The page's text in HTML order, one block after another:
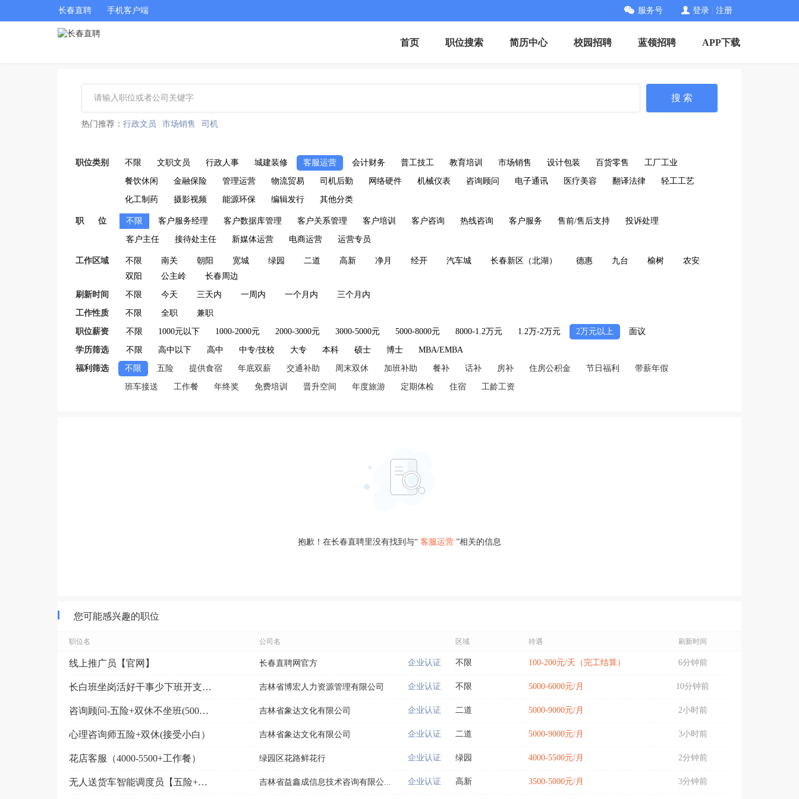
长春直聘 手机客户端 服务号 登录 注册
首页 职位搜索 简历中心 校园招聘 蓝领招聘 APP下载
搜 索
热门推荐： 行政文员 市场销售 司机
职位类别 不限 文职文员 行政人事 城建装修 客服运营 会计财务 普工技工 教育培训 市场销售 设计包装 百货零售 工厂工业
餐饮休闲 金融保险 管理运营 物流贸易 司机后勤 网络硬件 机械仪表 咨询顾问 电子通讯 医疗美容 翻译法律 轻工工艺
化工制药 摄影视频 能源环保 编辑发行 其他分类
职 位 不限 客户服务经理 客户数据库管理 客户关系管理 客户培训 客户咨询 热线咨询 客户服务 售前/售后支持 投诉处理
客户主任 接待处主任 新媒体运营 电商运营 运营专员
工作区域 不限 南关 朝阳 宽城 绿园 二道 高新 净月 经开 汽车城 长春新区（北湖） 德惠 九台 榆树
农安
双阳
公主岭 长春周边
刷新时间 不限 今天 三天内 一周内 一个月内 三个月内
工作性质 不限 全职 兼职
职位薪资 不限 1000元以下 1000-2000元 2000-3000元 3000-5000元 5000-8000元 8000-1.2万元 1.2万-2万元 2万元以上 面议
学历筛选 不限 高中以下 高中 中专/技校 大专 本科 硕士 博士 MBA/EMBA
福利筛选 不限 五险 提供食宿 年底双薪 交通补助 周末双休 加班补助 餐补 话补 房补 住房公积金 节日福利 带薪年假
班车接送 工作餐 年终奖 免费培训 晋升空间 年度旅游 定期体检 住宿 工龄工资
抱歉！在长春直聘里没有找到与“ 客服运营 ”相关的信息
您可能感兴趣的职位
职位名 公司名 区域 待遇 刷新时间
线上推广员【官网】 长春直聘网官方 企业认证 不限 100-200元/天（完工结算） 6分钟前
长白班坐岗活好干事少下班开支172.5/天供吃供住 吉林省博宏人力资源管理有限公司 企业认证 不限 5000-6000元/月 10分钟前
咨询顾问-五险+双休不坐班(5000-9000元） 吉林省象达文化有限公司 企业认证 二道 5000-9000元/月 2小时前
心理咨询师五险+双休(接受小白） 吉林省象达文化有限公司 企业认证 二道 5000-9000元/月 3小时前
花店客服（4000-5500+工作餐） 绿园区花路鲜花行 企业认证 绿园 4000-5500元/月 2分钟前
无人送货车智能调度员【五险+节日福利+法休】 吉林省益鑫成信息技术咨询有限公... 企业认证 高新 3500-5000元/月 3分钟前